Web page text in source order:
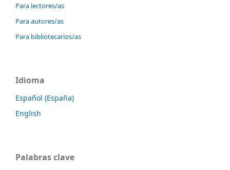
Para lectores/as
Para autores/as
Para bibliotecarios/as
Idioma
Español (España)
English
Palabras clave